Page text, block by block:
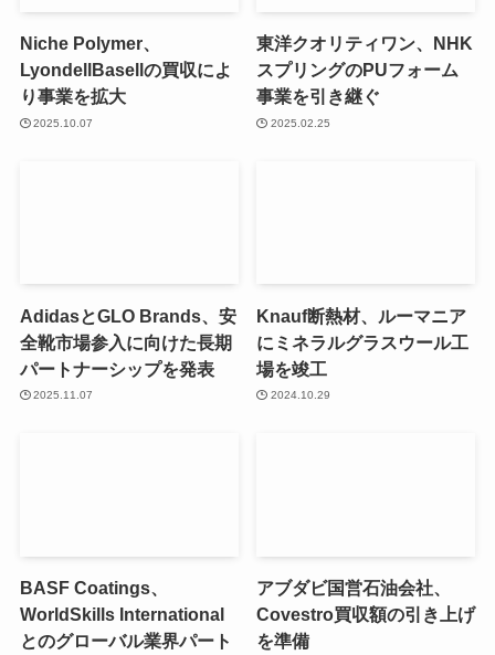
Niche Polymer、
LyondellBasellの買収によ
り事業を拡大
2025.10.07
東洋クオリティワン、NHK
スプリングのPUフォーム
事業を引き継ぐ
2025.02.25
AdidasとGLO Brands、安
全靴市場参入に向けた長期
パートナーシップを発表
2025.11.07
Knauf断熱材、ルーマニア
にミネラルグラスウール工
場を竣工
2024.10.29
BASF Coatings、
WorldSkills International
とのグローバル業界パート
アブダビ国営石油会社、
Covestro買収額の引き上げ
を準備